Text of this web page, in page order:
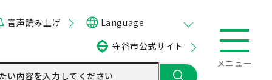
音声読み上げ
Language
守谷市公式サイト
メニュー